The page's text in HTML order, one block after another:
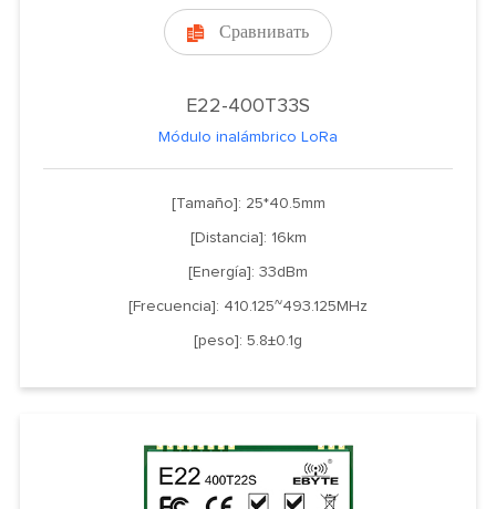
 Сравнивать
E22-400T33S
Módulo inalámbrico LoRa
[Tamaño]: 25*40.5mm
[Distancia]: 16km
[Energía]: 33dBm
[Frecuencia]: 410.125~493.125MHz
[peso]: 5.8±0.1g